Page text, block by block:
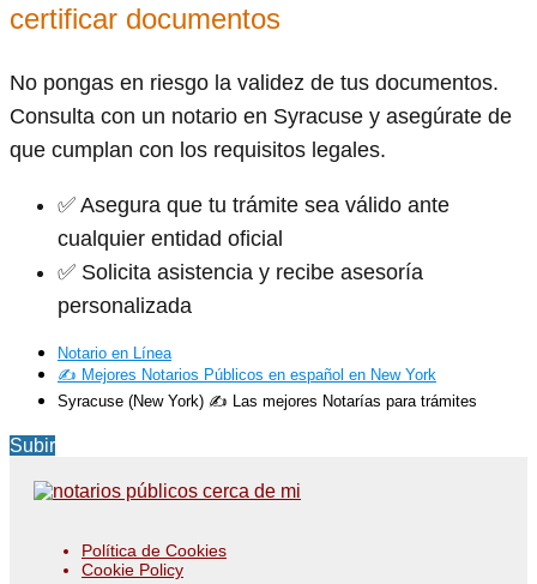
certificar documentos
No pongas en riesgo la validez de tus documentos.
Consulta con un notario en Syracuse y asegúrate de
que cumplan con los requisitos legales.
✅ Asegura que tu trámite sea válido ante
cualquier entidad oficial
✅ Solicita asistencia y recibe asesoría
personalizada
Notario en Línea
✍️ Mejores Notarios Públicos en español en New York
Syracuse (New York) ✍️ Las mejores Notarías para trámites
Subir
Política de Cookies
Cookie Policy